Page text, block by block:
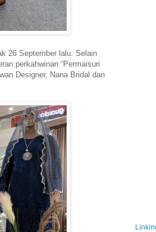
26 September lalu. Selain
perkahwinan “Permaisuri
Designer, Nana Bridal dan